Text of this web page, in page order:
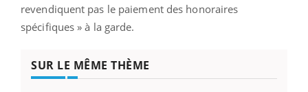
revendiquent pas le paiement des honoraires
spécifiques » à la garde.
SUR LE MÊME THÈME